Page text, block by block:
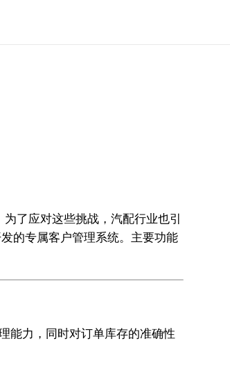
了应对这些挑战，汽配行业也引
的专属客户管理系统。主要功能
能力，同时对订单库存的准确性